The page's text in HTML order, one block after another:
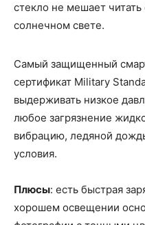
стекло не мешает
солнечном свете.
Самый защищенный
сертификат Military
выдерживать низкое
любое загрязнение
вибрацию, ледяной
условия.
Плюсы: есть быстрая
хорошем освещении